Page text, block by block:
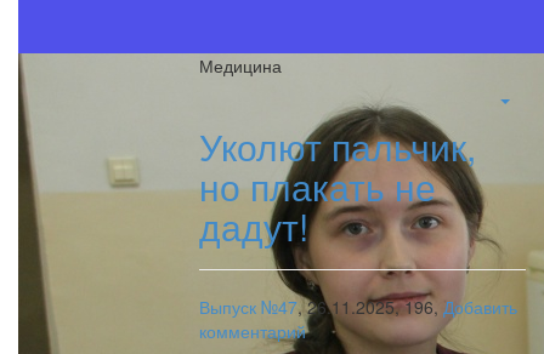
Медицина
Уколют пальчик,
но плакать не
дадут!
Выпуск №47, 26.11.2025, 196, Добавить
комментарий